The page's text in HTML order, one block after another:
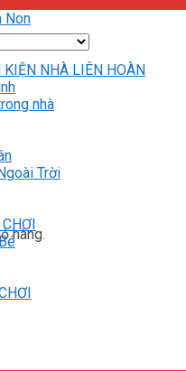
hàng.
Non
NHÀ LIÊN HOÀN
nhà
Trời